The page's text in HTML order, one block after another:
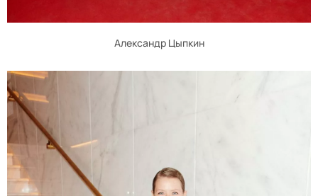
Александр Цыпкин